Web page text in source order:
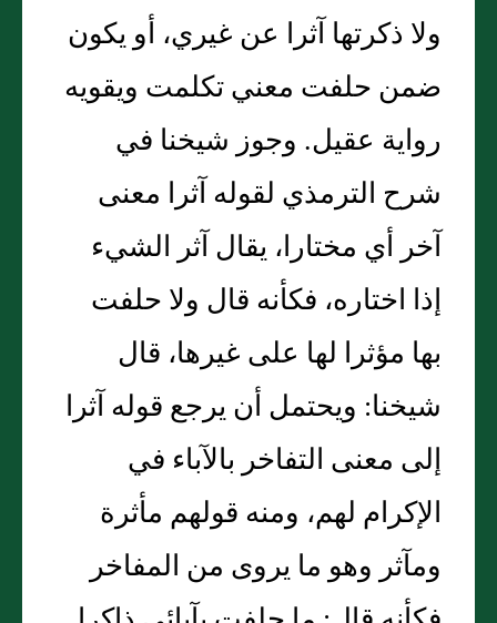
ولا ذكرتها آثرا عن غيري، أو يكون
ضمن حلفت معني تكلمت ويقويه
رواية عقيل. وجوز شيخنا في
شرح الترمذي لقوله آثرا معنى
آخر أي مختارا، يقال آثر الشيء
إذا اختاره، فكأنه قال ولا حلفت
بها مؤثرا لها على غيرها، قال
شيخنا: ويحتمل أن يرجع قوله آثرا
إلى معنى التفاخر بالآباء في
الإكرام لهم، ومنه قولهم مأثرة
ومآثر وهو ما يروى من المفاخر